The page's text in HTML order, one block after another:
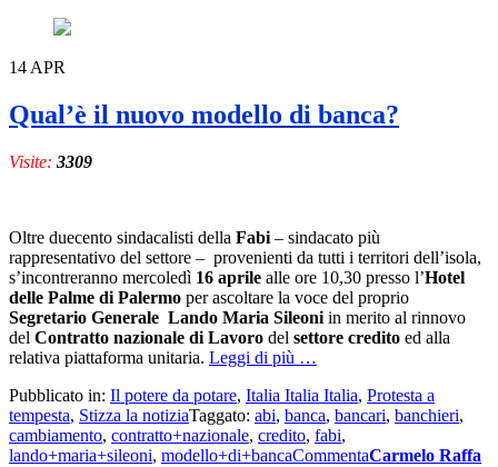
14 APR
Qual’è il nuovo modello di banca?
Visite: 3309
Oltre duecento sindacalisti della Fabi – sindacato più
rappresentativo del settore – provenienti da tutti i territori dell’isola,
s’incontreranno mercoledì 16 aprile alle ore 10,30 presso l’Hotel
delle Palme di Palermo per ascoltare la voce del proprio
Segretario Generale Lando Maria Sileoni in merito al rinnovo
del Contratto nazionale di Lavoro del settore credito ed alla
relativa piattaforma unitaria. Leggi di più
di
Qual’è
il
nuovo
…
Pubblicato in: Il potere da potare, Italia Italia Italia, Protesta a
tempesta, Stizza la notiziaTaggato: abi, banca, bancari, banchieri,
cambiamento, contratto+nazionale, credito, fabi,
lando+maria+sileoni, modello+di+bancaCommentaCarmelo Raffa